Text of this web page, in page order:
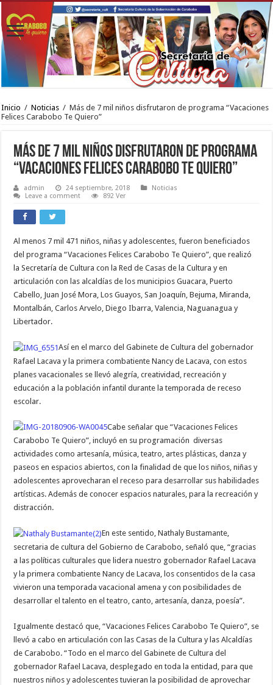
Inicio / Noticias / Más de 7 mil niños disfrutaron de programa “Vacaciones
Felices Carabobo Te Quiero”
Más de 7 mil niños disfrutaron de programa
“Vacaciones Felices Carabobo Te Quiero”
admin 24 septiembre, 2018
Noticias
Leave a comment
892 Ver
Al menos 7 mil 471 niños, niñas y adolescentes, fueron beneficiados
del programa “Vacaciones Felices Carabobo Te Quiero”, que realizó
la Secretaría de Cultura con la Red de Casas de la Cultura y en
articulación con las alcaldías de los municipios Guacara, Puerto
Cabello, Juan José Mora, Los Guayos, San Joaquín, Bejuma, Miranda,
Montalbán, Carlos Arvelo, Diego Ibarra, Valencia, Naguanagua y
Libertador.
Así en el marco del Gabinete de Cultura del gobernador
Rafael Lacava y la primera combatiente Nancy de Lacava, con estos
planes vacacionales se llevó alegría, creatividad, recreación y
educación a la población infantil durante la temporada de receso
escolar.
Cabe señalar que “Vacaciones Felices
Carabobo Te Quiero”, incluyó en su programación diversas
actividades como artesanía, música, teatro, artes plásticas, danza y
paseos en espacios abiertos, con la finalidad de que los niños, niñas y
adolescentes aprovecharan el receso para desarrollar sus habilidades
artísticas. Además de conocer espacios naturales, para la recreación y
distracción.
En este sentido, Nathaly Bustamante,
secretaria de cultura del Gobierno de Carabobo, señaló que, “gracias
a las políticas culturales que lidera nuestro gobernador Rafael Lacava
y la primera combatiente Nancy de Lacava, los consentidos de la casa
vivieron una temporada vacacional amena y con posibilidades de
desarrollar el talento en el teatro, canto, artesanía, danza, poesía”.
Igualmente destacó que, “Vacaciones Felices Carabobo Te Quiero”, se
llevó a cabo en articulación con las Casas de la Cultura y las Alcaldías
de Carabobo. “Todo en el marco del Gabinete de Cultura del
gobernador Rafael Lacava, desplegado en toda la entidad, para que
nuestros niños y adolescentes tuvieran la posibilidad de aprovechar